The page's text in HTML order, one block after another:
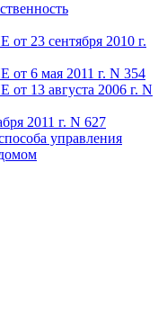
23 сентября 2010 г.
6 мая 2011 г. N 354
13 августа 2006 г. N
2011 г. N 627
управления